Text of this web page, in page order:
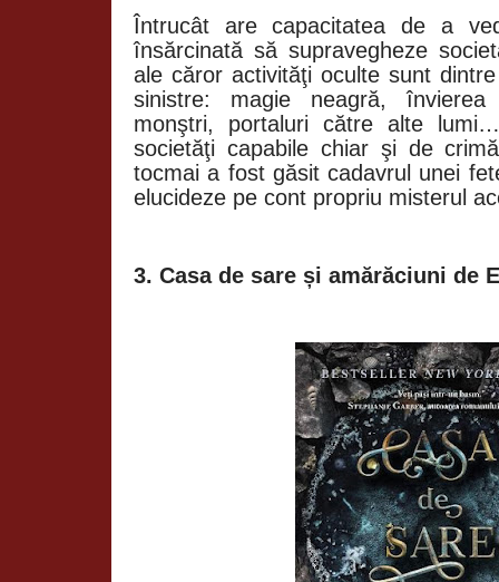
Întrucât are capacitatea de a
însărcinată să supravegheze
ale căror activităţi oculte sunt
sinistre: magie neagră,
monştri, portaluri către alte
societăţi capabile chiar şi de
tocmai a fost găsit cadavrul unei
elucideze pe cont propriu misterul
3. Casa de sare și amărăciuni de